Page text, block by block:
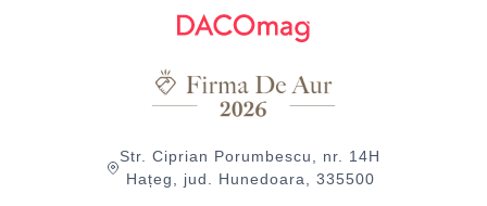
Str. Ciprian Porumbescu, nr. 14H
Hațeg, jud. Hunedoara, 335500